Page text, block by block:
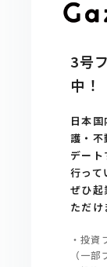
3号
中！
日本
護・不
デー
行って
ぜひ起
ただけ
・投資
（一